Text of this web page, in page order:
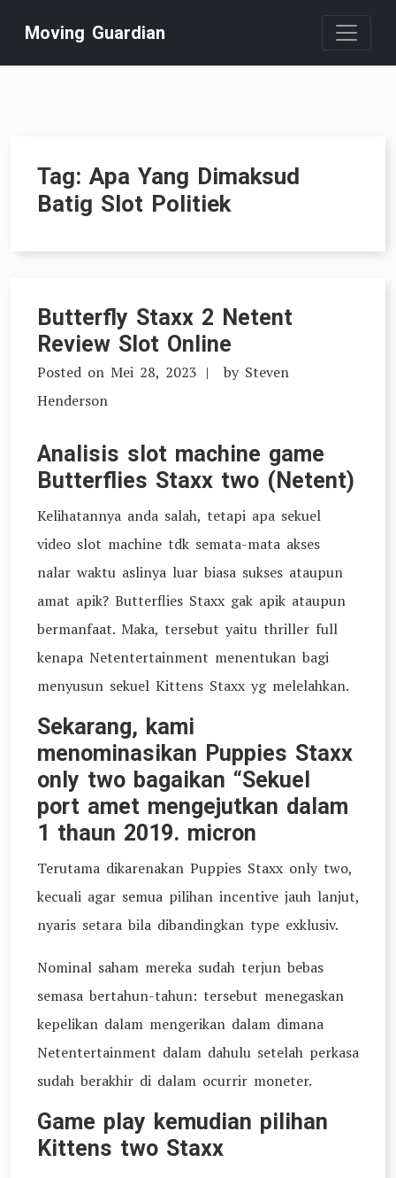
content
Moving Guardian
Tag: Apa Yang Dimaksud
Batig Slot Politiek
Butterfly Staxx 2 Netent
Review Slot Online
Posted on Mei 28, 2023 by Steven
Henderson
Analisis slot machine game
Butterflies Staxx two (Netent)
Kelihatannya anda salah, tetapi apa sekuel
video slot machine tdk semata-mata akses
nalar waktu aslinya luar biasa sukses ataupun
amat apik? Butterflies Staxx gak apik ataupun
bermanfaat. Maka, tersebut yaitu thriller full
kenapa Netentertainment menentukan bagi
menyusun sekuel Kittens Staxx yg melelahkan.
Sekarang, kami
menominasikan Puppies Staxx
only two bagaikan “Sekuel
port amet mengejutkan dalam
1 thaun 2019. micron
Terutama dikarenakan Puppies Staxx only two,
kecuali agar semua pilihan incentive jauh lanjut,
nyaris setara bila dibandingkan type exklusiv.
Nominal saham mereka sudah terjun bebas
semasa bertahun-tahun: tersebut menegaskan
kepelikan dalam mengerikan dalam dimana
Netentertainment dalam dahulu setelah perkasa
sudah berakhir di dalam ocurrir moneter.
Game play kemudian pilihan
Kittens two Staxx